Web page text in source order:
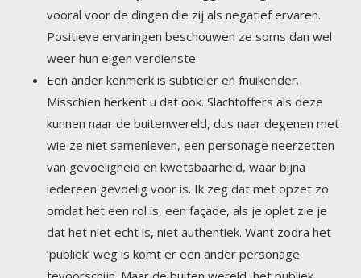
weer hun eigen verdienste.
Een ander kenmerk is subtieler en fnuikender.
Misschien herkent u dat ook. Slachtoffers als deze
kunnen naar de buitenwereld, dus naar degenen met
wie ze niet samenleven, een personage neerzetten
van gevoeligheid en kwetsbaarheid, waar bijna
iedereen gevoelig voor is. Ik zeg dat met opzet zo
omdat het een rol is, een façade, als je oplet zie je
dat het niet echt is, niet authentiek. Want zodra het
‘publiek’ weg is komt er een ander personage
tevoorschijn. Maar de buiten wereld, het publiek
gelooft oprecht dat deze moeder, of vader, of man of
vrouw, een heel lief karakter heeft, heel gevoelig is,
een ook heel kwetsbaar. Je moet voorzichtig met ze